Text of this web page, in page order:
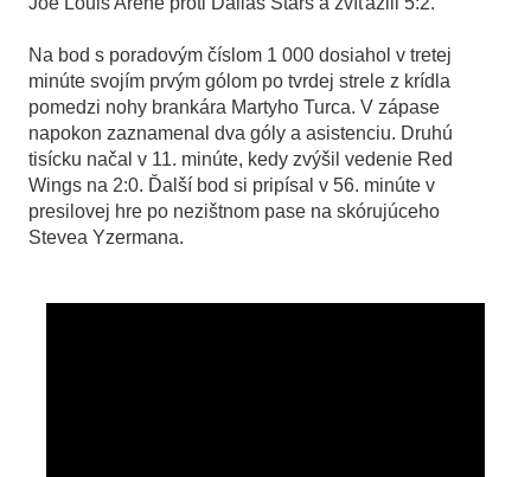
Na bod s poradovým číslom 1 000 dosiahol v tretej
minúte svojím prvým gólom po tvrdej strele z krídla
pomedzi nohy brankára Martyho Turca. V zápase
napokon zaznamenal dva góly a asistenciu. Druhú
tisícku načal v 11. minúte, kedy zvýšil vedenie Red
Wings na 2:0. Ďalší bod si pripísal v 56. minúte v
presilovej hre po nezištnom pase na skórujúceho
Stevea Yzermana.